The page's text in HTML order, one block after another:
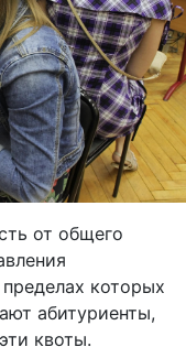
от общего
которых
абитуриенты,
квоты.